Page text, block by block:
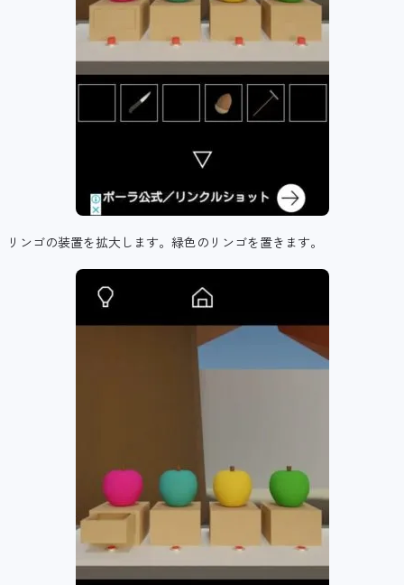
リンゴの装置を拡大します。緑色のリンゴを置きます。